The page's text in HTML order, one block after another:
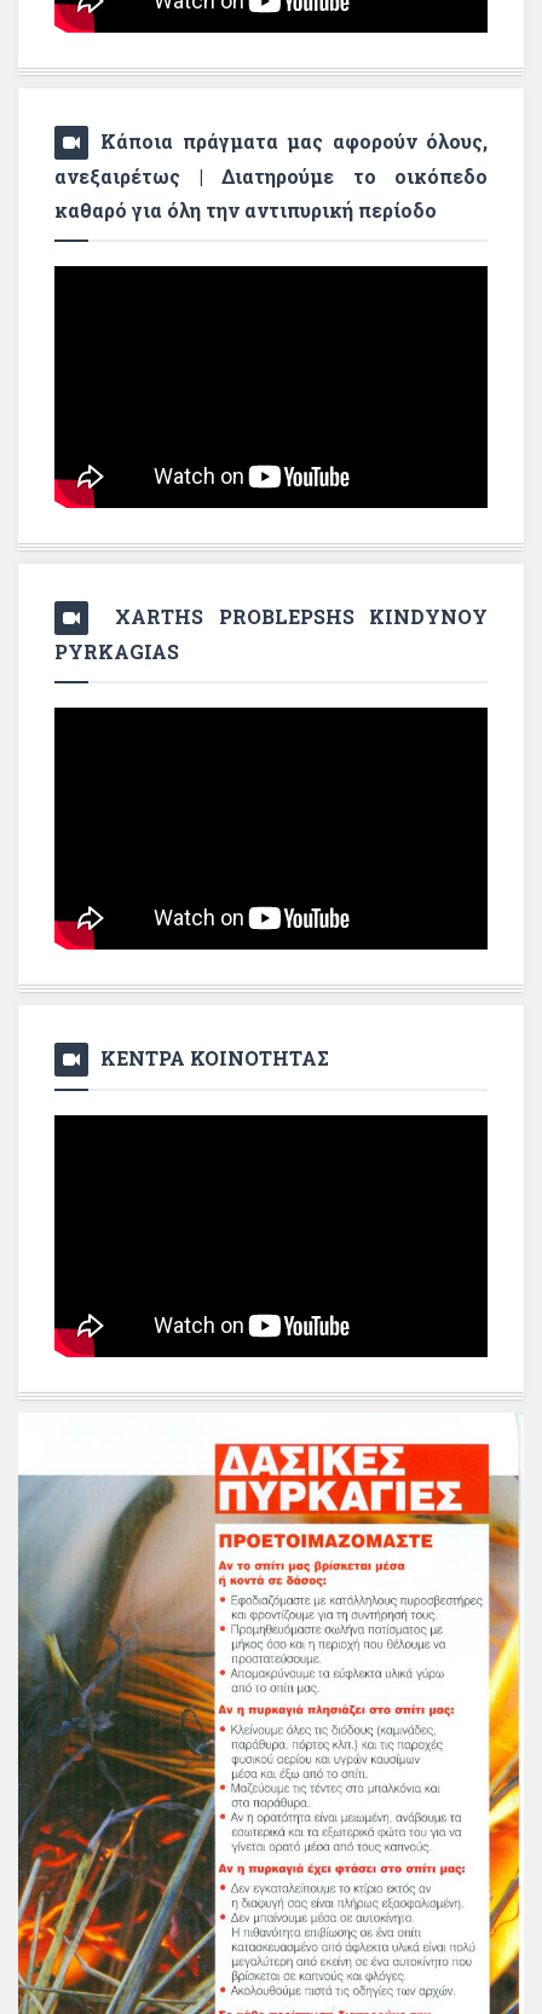
Κάποια πράγματα μας αφορούν όλους,
ανεξαιρέτως | Διατηρούμε το οικόπεδο
καθαρό για όλη την αντιπυρική περίοδο
XARTHS PROBLEPSHS KINDYNOY
PYRKAGIAS
ΚΕΝΤΡΑ ΚΟΙΝΟΤΗΤΑΣ